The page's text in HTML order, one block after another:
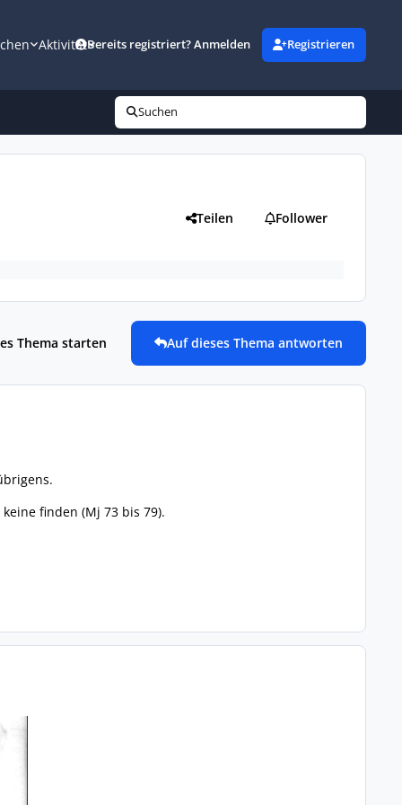
AktivitätBereits registriert? Anmelden Registrieren
Suchen
Teilen Follower
Thema starten Auf dieses Thema antworten
finden (Mj 73 bis 79).